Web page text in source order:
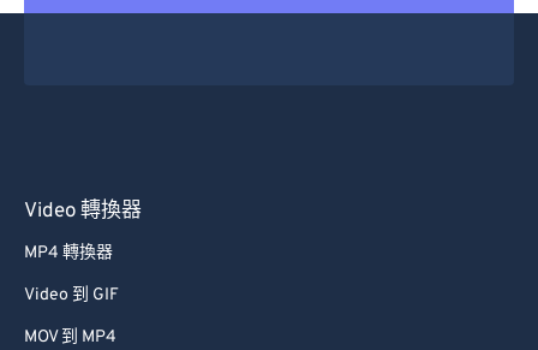
Video 轉換器
MP4 轉換器
Video 到 GIF
MOV 到 MP4